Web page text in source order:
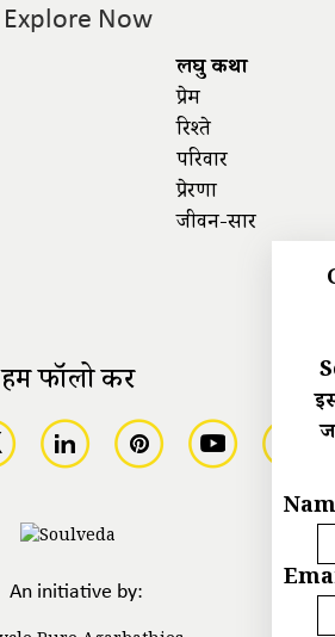
Explore Now
लघु कथा
प्रेम
रिश्ते
परिवार
प्रेरणा
जीवन-सार
हमें फॉलो करें
An initiative by: